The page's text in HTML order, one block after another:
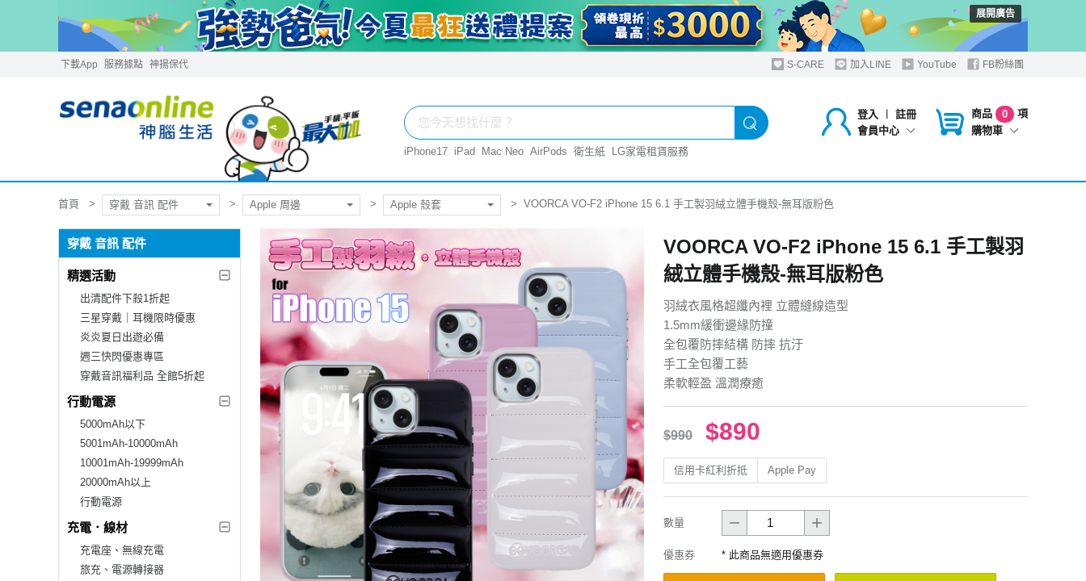
展開廣告
下載App 服務據點 神揚保代 S-CARE 加入LINE YouTube FB粉絲團
登入 ︱
註冊
會員中心
商品 0
項
購物車
iPhone17 iPad Mac Neo AirPods 衛生紙 LG家電租賃服務
首頁 穿戴 音訊 配件 Apple 周邊 Apple 殼套 VOORCA VO-F2 iPhone 15 6.1 手工製羽絨立體手機殼-無耳版粉色
穿戴 音訊 配件
精選活動
出清配件下殺1折起
三星穿戴｜耳機限時優惠
炎炎夏日出遊必備
週三快閃優惠專區
穿戴音訊福利品 全館5折起
行動電源
5000mAh以下
5001mAh-10000mAh
10001mAh-19999mAh
20000mAh以上
行動電源
充電．線材
充電座、無線充電
旅充、電源轉接器
VOORCA VO-F2 iPhone 15 6.1 手工製羽
絨立體手機殼-無耳版粉色
羽絨衣風格超纖內裡 立體縫線造型
1.5mm緩衝邊緣防撞
全包覆防摔結構 防摔 抗汙
手工全包覆工藝
柔軟輕盈 溫潤療癒
$990 $890
信用卡紅利折抵 Apple Pay
數量
優惠券 * 此商品無適用優惠券